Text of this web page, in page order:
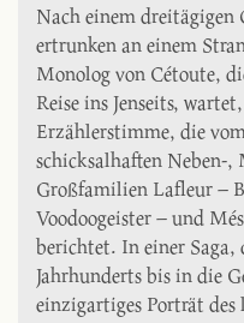
Nach einem
ertrunken an einem
Monolog von Cétoute,
Reise ins Jenseits,
Erzählerstimme, die
schicksalhaften Neben-
Großfamilien Lafleur –
Voodoogeister – und
berichtet. In einer Saga,
Jahrhunderts bis in die
einzigartiges Porträt